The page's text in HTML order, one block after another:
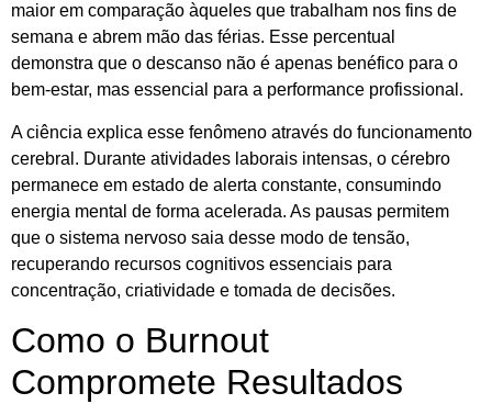
maior em comparação àqueles que trabalham nos fins de
semana e abrem mão das férias. Esse percentual
demonstra que o descanso não é apenas benéfico para o
bem-estar, mas essencial para a performance profissional.
A ciência explica esse fenômeno através do funcionamento
cerebral. Durante atividades laborais intensas, o cérebro
permanece em estado de alerta constante, consumindo
energia mental de forma acelerada. As pausas permitem
que o sistema nervoso saia desse modo de tensão,
recuperando recursos cognitivos essenciais para
concentração, criatividade e tomada de decisões.
Como o Burnout
Compromete Resultados